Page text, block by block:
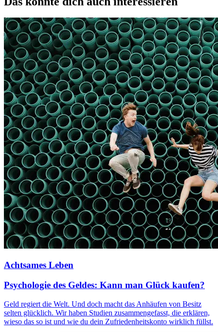
Achtsames Leben
Psychologie des Geldes: Kann man Glück kaufen?
Geld regiert die Welt. Und doch macht das Anhäufen von Besitz
selten glücklich. Wir haben Studien zusammengefasst, die erklären,
wieso das so ist und wie du dein Zufriedenheitskonto wirklich füllst.